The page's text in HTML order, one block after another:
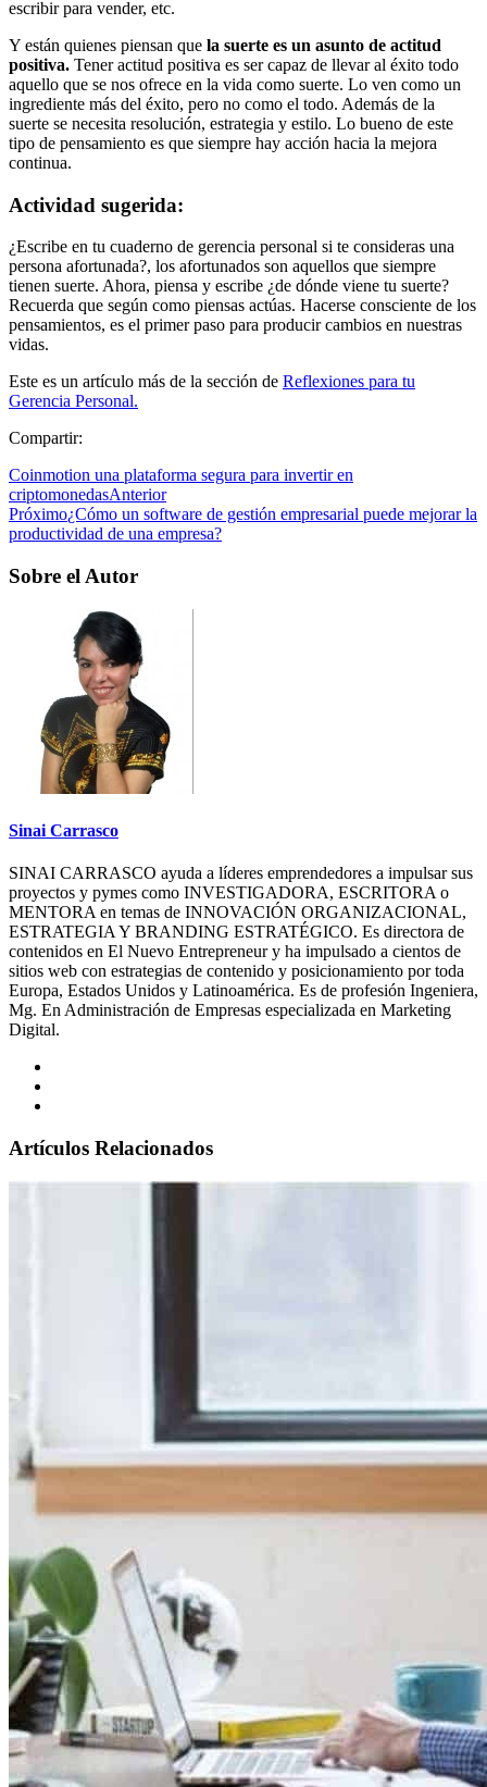
escribir para vender, etc.
Y están quienes piensan que la suerte es un asunto de actitud
positiva. Tener actitud positiva es ser capaz de llevar al éxito todo
aquello que se nos ofrece en la vida como suerte. Lo ven como un
ingrediente más del éxito, pero no como el todo. Además de la
suerte se necesita resolución, estrategia y estilo. Lo bueno de este
tipo de pensamiento es que siempre hay acción hacia la mejora
continua.
Actividad sugerida:
¿Escribe en tu cuaderno de gerencia personal si te consideras una
persona afortunada?, los afortunados son aquellos que siempre
tienen suerte. Ahora, piensa y escribe ¿de dónde viene tu suerte?
Recuerda que según como piensas actúas. Hacerse consciente de los
pensamientos, es el primer paso para producir cambios en nuestras
vidas.
Este es un artículo más de la sección de Reflexiones para tu
Gerencia Personal.
Compartir:
Coinmotion una plataforma segura para invertir en
criptomonedasAnterior
Próximo¿Cómo un software de gestión empresarial puede mejorar la
productividad de una empresa?
Sobre el Autor
Sinai Carrasco
SINAI CARRASCO ayuda a líderes emprendedores a impulsar sus
proyectos y pymes como INVESTIGADORA, ESCRITORA o
MENTORA en temas de INNOVACIÓN ORGANIZACIONAL,
ESTRATEGIA Y BRANDING ESTRATÉGICO. Es directora de
contenidos en El Nuevo Entrepreneur y ha impulsado a cientos de
sitios web con estrategias de contenido y posicionamiento por toda
Europa, Estados Unidos y Latinoamérica. Es de profesión Ingeniera,
Mg. En Administración de Empresas especializada en Marketing
Digital.
Artículos Relacionados